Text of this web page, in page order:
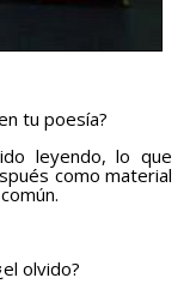
tu poesía?
leyendo, lo que
como material
olvido?